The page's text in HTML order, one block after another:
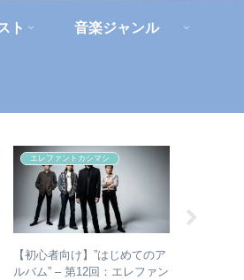
ト 音楽ジャンル
エレファントカシマシ
【初心者向け】”はじめてのア
ルバム” – 第12回：エレファン